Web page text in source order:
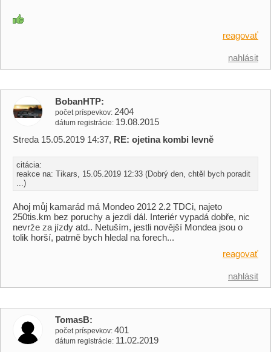
reagovať
nahlásit
BobanHTP
počet príspevkov 2404
dátum registrácie 19.08.2015
Streda 15.05.2019 14:37, RE: ojetina kombi levně
citácia:
reakce na: Tikars, 15.05.2019 12:33 (Dobrý den, chtěl bych poradit
...)
Ahoj můj kamarád má Mondeo 2012 2.2 TDCi, najeto
250tis.km bez poruchy a jezdí dál. Interiér vypadá dobře, nic
nevrže za jízdy atd.. Netuším, jestli novější Mondea jsou o
tolik horší, patrně bych hledal na forech...
reagovať
nahlásit
TomasB
počet príspevkov 401
dátum registrácie 11.02.2019